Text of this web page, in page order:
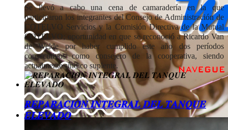
Se llevó a cabo una cena de camaradería en la que
participaron los integrantes del Consejo de Administración de
COTELVO Servicios y la Comisión Directiva de la Mutual
COTELVO; oportunidad en que se reconoció a Ricardo Van
de Welde por haber cumplido este año dos períodos
consecutivos como consejero de la cooperativa, siendo
actualmente síndico suplente.
𝑹𝑬𝑷𝑨𝑹𝑨𝑪𝑰𝑶́𝑵 𝑰𝑵𝑻𝑬𝑮𝑹𝑨𝑳 𝑫𝑬𝑳 𝑻𝑨𝑵𝑸𝑼𝑬
𝑬𝑳𝑬𝑽𝑨𝑫𝑶